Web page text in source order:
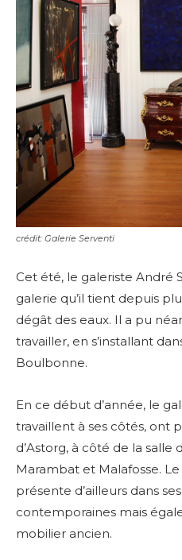
crédit: Galerie Serventi
Cet été, le galeriste André
galerie qu’il tient depuis
dégât des eaux. Il a pu
travailler, en s’installant
Boulbonne.
En ce début d’année, le
travaillent à ses côtés, ont
d’Astorg, à côté de la
Marambat et Malafosse.
présente d’ailleurs dans
contemporaines mais
mobilier ancien.